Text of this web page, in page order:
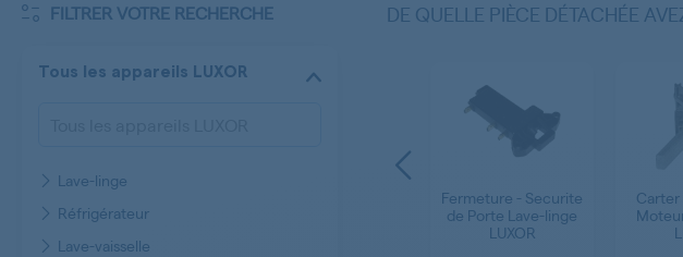
DE QUELLE PIÈCE DÉTACHÉE
Pièces diverses
Télévision LUXOR
Fermeture - Securite
de Porte Lave-linge
LUXOR
FILTRER VOTRE RECHERCHE
Tous les appareils LUXOR
Lave-linge
Réfrigérateur
Lave-vaisselle